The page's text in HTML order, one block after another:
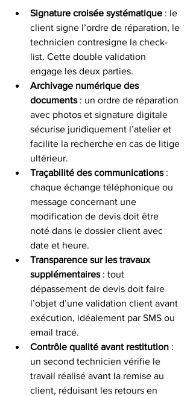
Signature croisée systématique : le
client signe l’ordre de réparation, le
technicien contresigne la check-
list. Cette double validation
engage les deux parties.
Archivage numérique des
documents : un ordre de réparation
avec photos et signature digitale
sécurise juridiquement l’atelier et
facilite la recherche en cas de litige
ultérieur.
Traçabilité des communications :
chaque échange téléphonique ou
message concernant une
modification de devis doit être
noté dans le dossier client avec
date et heure.
Transparence sur les travaux
supplémentaires : tout
dépassement de devis doit faire
l’objet d’une validation client avant
exécution, idéalement par SMS ou
email tracé.
Contrôle qualité avant restitution :
un second technicien vérifie le
travail réalisé avant la remise au
client, réduisant les retours en